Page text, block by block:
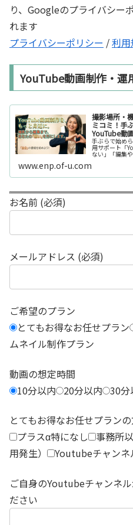
り、Googleのプライバシー
れます
プライバシーポリシー /利
YouTube動画制作・運
撮影場所・
ミコミ！手
YouTube動
手ぶらで始め
用サポート「
ない」「編集
続きしない」
www.enp.of-u.com
お名前 (必須)
メールアドレス (必須)
ご希望のプラン
とてもお得なお任せプラン
ムネイル制作プラン
動画の想定時間
10分以内
20分以内 30分
とてもお得なお任せプラン
プラスα特になし
事務所
用発生）
Youtubeチャンネ
ご自身のYoutubeチャンネ
ださい